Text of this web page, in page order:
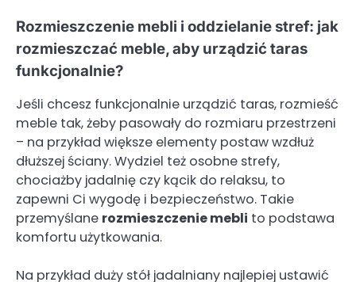
Rozmieszczenie mebli i oddzielanie stref: jak
rozmieszczać meble, aby urządzić taras
funkcjonalnie?
Jeśli chcesz funkcjonalnie urządzić taras, rozmieść
meble tak, żeby pasowały do rozmiaru przestrzeni
– na przykład większe elementy postaw wzdłuż
dłuższej ściany. Wydziel też osobne strefy,
chociażby jadalnię czy kącik do relaksu, to
zapewni Ci wygodę i bezpieczeństwo. Takie
przemyślane rozmieszczenie mebli to podstawa
komfortu użytkowania.
Na przykład duży stół jadalniany najlepiej ustawić